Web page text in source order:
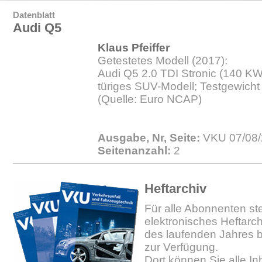
Datenblatt
Audi Q5
Klaus Pfeiffer
Getestetes Modell (2017):
Audi Q5 2.0 TDI Stronic (140
türiges SUV-Modell;
(Quelle: Euro NCAP)
Ausgabe, Nr, Seite: VKU 07/
Seitenanzahl: 2
Heftarchiv
Für alle Abonnenten
elektronisches
des laufenden Jahres
zur Verfügung.